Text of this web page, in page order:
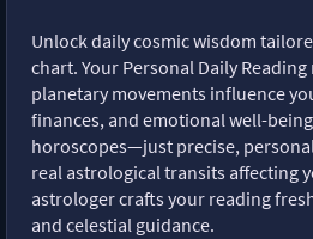
Unlock daily cosmic wisdom
chart. Your Personal Daily
planetary movements influence
finances, and emotional well-
horoscopes—just precise,
real astrological transits affecting
astrologer crafts your reading
and celestial guidance.